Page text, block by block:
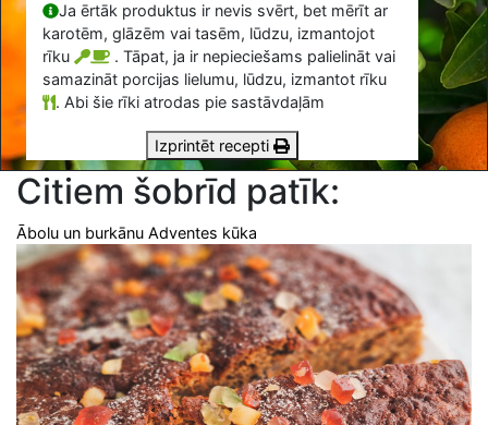
Ja ērtāk produktus ir nevis svērt, bet mērīt ar
karotēm, glāzēm vai tasēm, lūdzu, izmantojot
rīku
. Tāpat, ja ir nepieciešams palielināt vai
samazināt porcijas lielumu, lūdzu, izmantot rīku
. Abi šie rīki atrodas pie sastāvdaļām
Izprintēt recepti
Citiem šobrīd patīk:
Ābolu un burkānu Adventes kūka